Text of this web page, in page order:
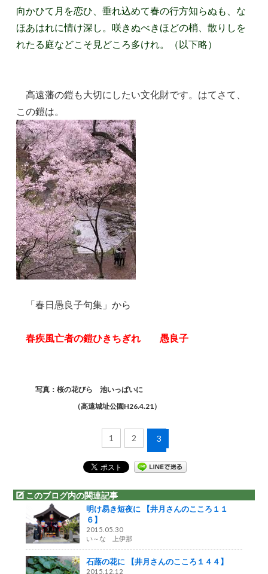
向かひて月を恋ひ、垂れ込めて春の行方知らぬも、な
ほあはれに情け深し。咲きぬべきほどの梢、散りしを
れたる庭などこそ見どころ多けれ。（以下略）
高遠藩の鎧も大切にしたい文化財です。はてさて、
この鎧は。
「春日愚良子句集」から
春疾風亡者の鎧ひきちぎれ 愚良子
写真：桜の花びら 池いっぱいに
（高遠城址公園H26.4.21）
1 2 3
このブログ内の関連記事
明け易き短夜に 【井月さんのこころ１１
６】
2015.05.30
い～な 上伊那
石蕗の花に 【井月さんのこころ１４４】
2015.12.12